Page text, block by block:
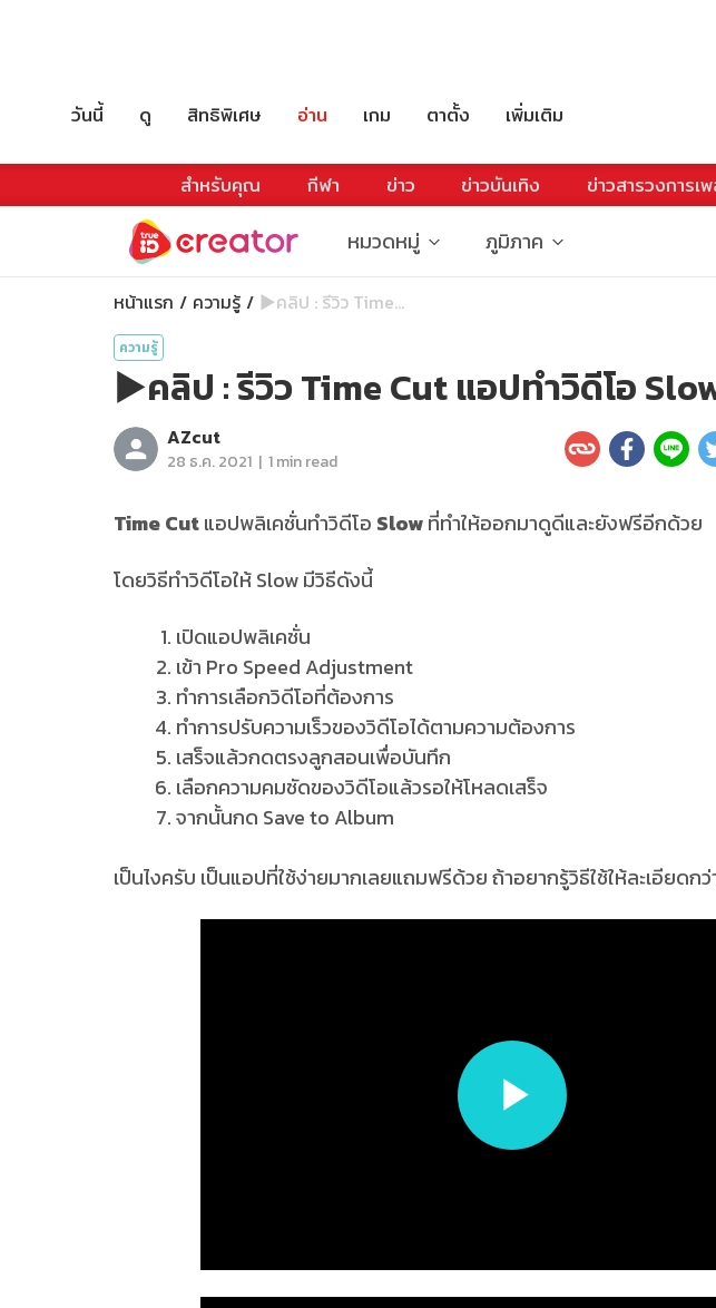
วันนี้ ดู สิทธิพิเศษ อ่าน เกม ตาตั้ง เพิ่มเติม
สำหรับคุณ กีฬา ข่าว ข่าวบันเทิง ข่าวสารวงการเ
หมวดหมู่ ภูมิภาค
หน้าแรก ความรู้ ▶️คลิป : รีวิว Time​...
ความรู้
▶️คลิป : รีวิว Time​ Cut แอปทำวิดีโอ
AZcut
28 ธ.ค. 2021 | 1 min read
Time Cutแอปพลิเคชั่นทำวิดีโอ Slowที่ทำให้ออกมาดูดีและยังฟรีอีกด้วย
โดยวิธีทำวิดีโอให้ Slow มีวิธีดังนี้
เปิดแอปพลิเคชั่น
เข้า Pro Speed Adjustment
ทำการเลือกวิดีโอที่ต้องการ
ทำการปรับความเร็วของวิดีโอได้ตามความต้องการ
เสร็จแล้วกดตรงลูกสอนเพื่อบันทึก
เลือกความคมชัดของวิดีโอแล้วรอให้โหลดเสร็จ
จากนั้นกด Save to Album
เป็นไงครับ เป็นแอปที่ใช้ง่ายมากเลยแถมฟรีด้วย ถ้าอยากรู้วิธีใช้ให้ละเอียดก